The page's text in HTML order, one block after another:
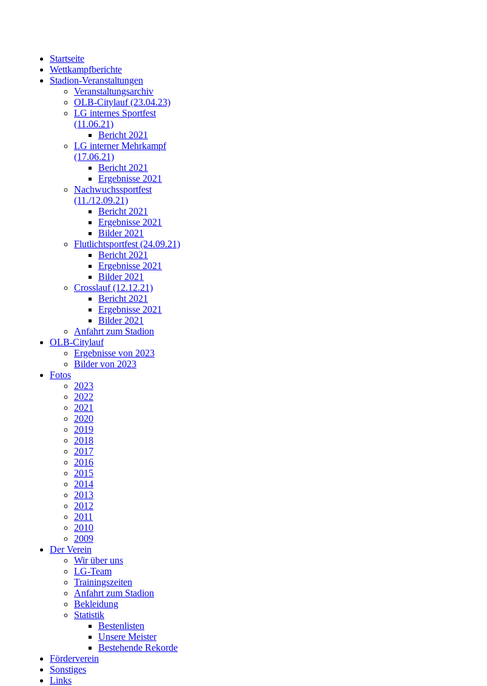
Startseite
Wettkampfberichte
Stadion-Veranstaltungen
Veranstaltungsarchiv
OLB-Citylauf (23.04.23)
LG internes Sportfest
(11.06.21)
Bericht 2021
LG interner Mehrkampf
(17.06.21)
Bericht 2021
Ergebnisse 2021
Nachwuchssportfest
(11./12.09.21)
Bericht 2021
Ergebnisse 2021
Bilder 2021
Flutlichtsportfest (24.09.21)
Bericht 2021
Ergebnisse 2021
Bilder 2021
Crosslauf (12.12.21)
Bericht 2021
Ergebnisse 2021
Bilder 2021
Anfahrt zum Stadion
OLB-Citylauf
Ergebnisse von 2023
Bilder von 2023
Fotos
2023
2022
2021
2020
2019
2018
2017
2016
2015
2014
2013
2012
2011
2010
2009
Der Verein
Wir über uns
LG-Team
Trainingszeiten
Anfahrt zum Stadion
Bekleidung
Statistik
Bestenlisten
Unsere Meister
Bestehende Rekorde
Förderverein
Sonstiges
Links